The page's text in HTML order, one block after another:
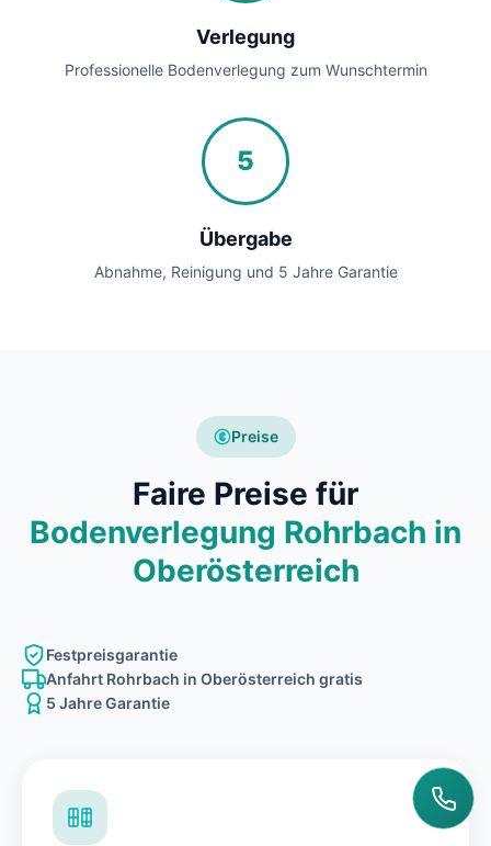
Verlegung
Professionelle Bodenverlegung zum Wunschtermin
5
Übergabe
Abnahme, Reinigung und 5 Jahre Garantie
Preise
Faire Preise für
Bodenverlegung Rohrbach in
Oberösterreich
Festpreisgarantie
Anfahrt Rohrbach in Oberösterreich gratis
5 Jahre Garantie